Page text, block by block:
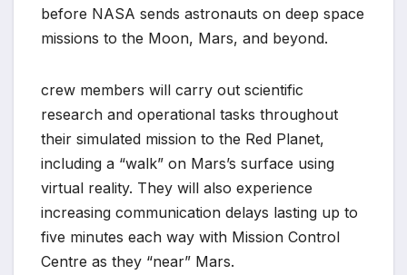
before NASA sends astronauts on deep space
missions to the Moon, Mars, and beyond.
crew members will carry out scientific
research and operational tasks throughout
their simulated mission to the Red Planet,
including a “walk” on Mars’s surface using
virtual reality. They will also experience
increasing communication delays lasting up to
five minutes each way with Mission Control
Centre as they “near” Mars.